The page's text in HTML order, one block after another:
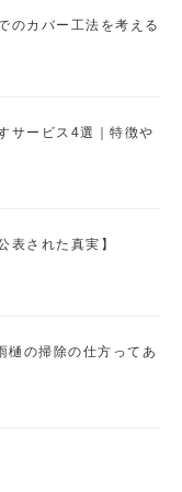
のカバー工法を考える
サービス4選｜特徴や
された真実】
樋の掃除の仕方ってあ